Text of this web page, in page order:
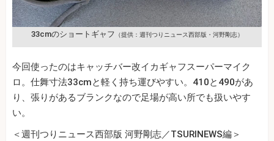
33cmのショートギャフ （提供：週刊つりニュース西部版・河野剛志）
今回使ったのはキャッチバー改イカギャフスーパーマイク
ロ。仕舞寸法33cmと軽く持ち運びやすい。410と490があ
り、張りがあるブランクなので足場が高い所でも扱いやす
い。
＜週刊つりニュース西部版 河野剛志／TSURINEWS編＞